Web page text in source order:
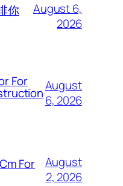
你
August 6,
2026
For
August
6, 2026
For
August
2, 2026